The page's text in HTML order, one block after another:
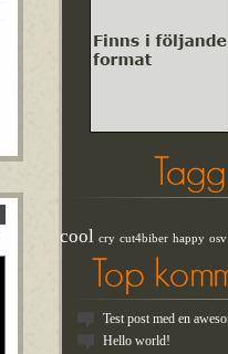
cool cry cut4biber happy osv
Top
Test post med en
Hello world!